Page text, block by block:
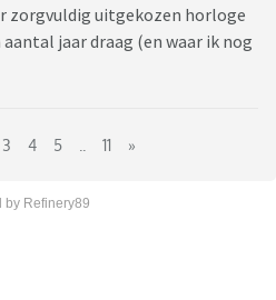
zorgvuldig uitgekozen horloge
jaar draag (en waar ik nog
3 4 5 11 »
by Refinery89